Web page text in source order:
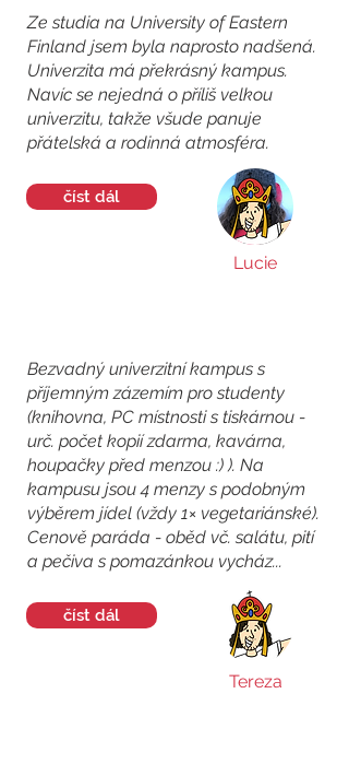
Ze studia na University of Eastern
Finland jsem byla naprosto nadšená.
Univerzita má překrásný kampus.
Navíc se nejedná o příliš velkou
univerzitu, takže všude panuje
přátelská a rodinná atmosféra.
číst dál
Lucie
Bezvadný univerzitní kampus s
příjemným zázemím pro studenty
(knihovna, PC místnosti s tiskárnou -
urč. počet kopií zdarma, kavárna,
houpačky před menzou :) ). Na
kampusu jsou 4 menzy s podobným
výběrem jídel (vždy 1× vegetariánské).
Cenově paráda - oběd vč. salátu, pití
a pečiva s pomazánkou vycház...
číst dál
Tereza